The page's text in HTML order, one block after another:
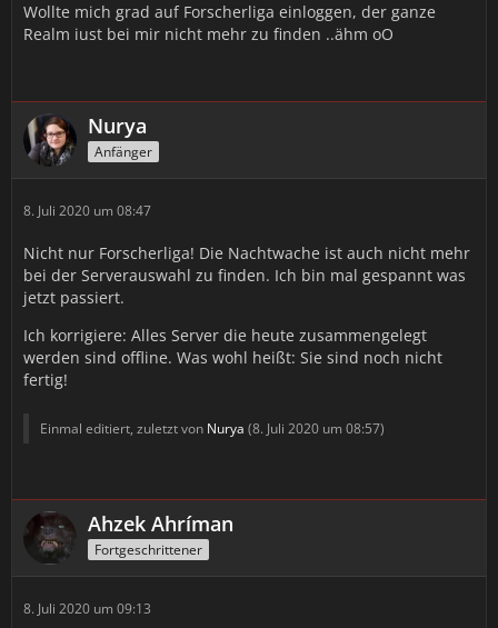
Wollte mich grad auf Forscherliga einloggen, der ganze
Realm iust bei mir nicht mehr zu finden ..ähm oO
Nurya
Anfänger
8. Juli 2020 um 08:47
Nicht nur Forscherliga! Die Nachtwache ist auch nicht mehr
bei der Serverauswahl zu finden. Ich bin mal gespannt was
jetzt passiert.
Ich korrigiere: Alles Server die heute zusammengelegt
werden sind offline. Was wohl heißt: Sie sind noch nicht
fertig!
Einmal editiert, zuletzt von Nurya (8. Juli 2020 um 08:57)
Ahzek Ahríman
Fortgeschrittener
8. Juli 2020 um 09:13